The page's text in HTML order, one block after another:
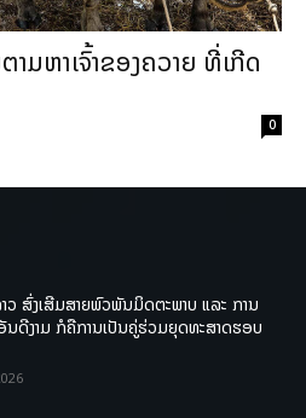
ມຫາເຈົ້າຂອງຄວາຍ ທີ່ເກີດ
0
ວ ສົ່ງເສີມສາຍພົວພັນມິດຕະພາບ ແລະ ການ
ດີງາມ ກໍຄືການເປັນຄູ່ຮ່ວມຍຸດທະສາດຮອບ